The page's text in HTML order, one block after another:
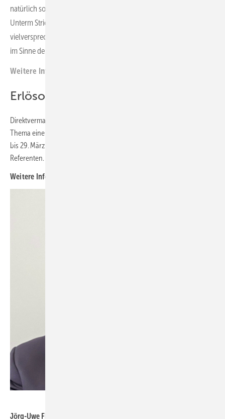
natürlich sofort spürbar auf die Wirtschaftlichkeit der Projekte aus.
Unterm Strich sieht es also politisch und regulatorisch ganz
vielversprechend aus. Aber man sollte unbedingt ein paar Themen
im Sinne der Wirtschaftlichkeit im Auge behalten.
Weitere Informationen:
Erlösoptimierung
Direktvermarktung und Finanzierung in der Windenergie – das ist das
Thema einer Konferenz des Bundes­verbands Windenergie vom 28.
bis 29. März in Berlin. Jörg-Uwe Fischer gehört dort zu den
Referenten.
Weitere Informationen:
Jörg-Uwe Fischer, DKB